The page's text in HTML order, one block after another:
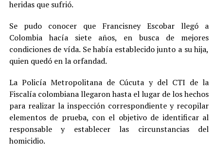
heridas que sufrió.
Se pudo conocer que Francisney Escobar llegó a
Colombia hacía siete años, en busca de mejores
condiciones de vída. Se había establecido junto a su hija,
quien quedó en la orfandad.
La Policía Metropolitana de Cúcuta y del CTI de la
Fiscalía colombiana llegaron hasta el lugar de los hechos
para realizar la inspección correspondiente y recopilar
elementos de prueba, con el objetivo de identificar al
responsable y establecer las circunstancias del
homicidio.